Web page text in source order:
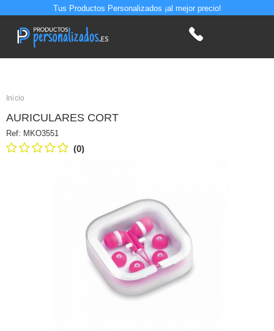
Tus Productos Personalizados ¡al mejor precio!
Inicio
AURICULARES CORT
Ref: MKO3551
(0)